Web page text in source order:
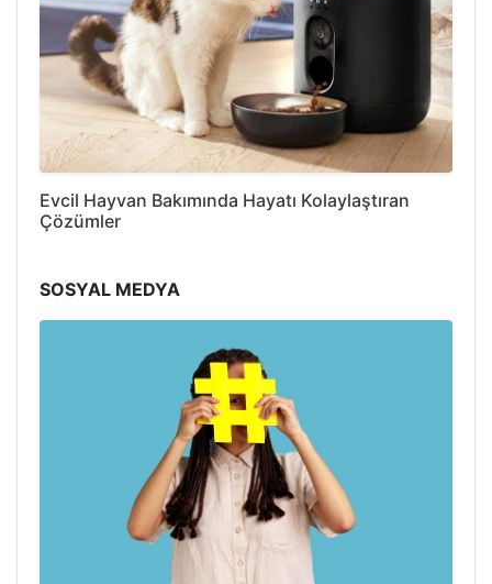
Evcil Hayvan Bakımında Hayatı Kolaylaştıran
Çözümler
SOSYAL MEDYA